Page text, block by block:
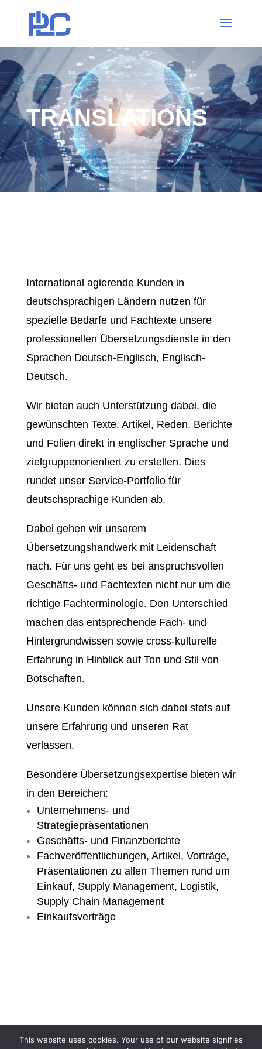
TRANSLATIONS
International agierende Kunden in
deutschsprachigen Ländern nutzen für
spezielle Bedarfe und Fachtexte unsere
professionellen Übersetzungsdienste in den
Sprachen Deutsch-Englisch, Englisch-
Deutsch.
Wir bieten auch Unterstützung dabei, die
gewünschten Texte, Artikel, Reden, Berichte
und Folien direkt in englischer Sprache und
zielgruppenorientiert zu erstellen. Dies
rundet unser Service-Portfolio für
deutschsprachige Kunden ab.
Dabei gehen wir unserem
Übersetzungshandwerk mit Leidenschaft
nach. Für uns geht es bei anspruchsvollen
Geschäfts- und Fachtexten nicht nur um die
richtige Fachterminologie. Den Unterschied
machen das entsprechende Fach- und
Hintergrundwissen sowie cross-kulturelle
Erfahrung in Hinblick auf Ton und Stil von
Botschaften.
Unsere Kunden können sich dabei stets auf
unsere Erfahrung und unseren Rat
verlassen.
Besondere Übersetzungsexpertise bieten wir
in den Bereichen:
Unternehmens- und
Strategiepräsentationen
Geschäfts- und Finanzberichte
Fachveröffentlichungen, Artikel, Vorträge,
Präsentationen zu allen Themen rund um
Einkauf, Supply Management, Logistik,
Supply Chain Management
Einkaufsverträge
This website uses cookies. Your use of our website signifies